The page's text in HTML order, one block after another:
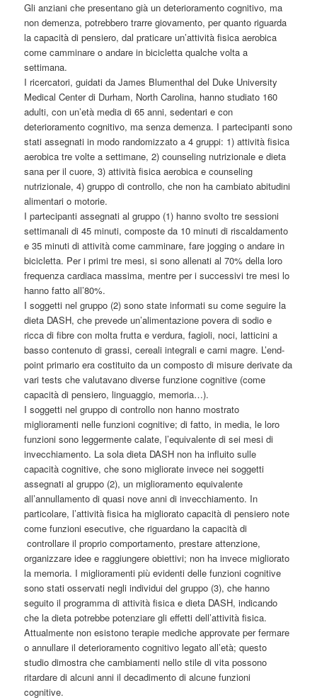
Gli anziani che presentano già un deterioramento cognitivo, ma
non demenza, potrebbero trarre giovamento, per quanto riguarda
la capacità di pensiero, dal praticare un’attività fisica aerobica
come camminare o andare in bicicletta qualche volta a
settimana.
I ricercatori, guidati da James Blumenthal del Duke University
Medical Center di Durham, North Carolina, hanno studiato 160
adulti, con un’età media di 65 anni, sedentari e con
deterioramento cognitivo, ma senza demenza. I partecipanti sono
stati assegnati in modo randomizzato a 4 gruppi: 1) attività fisica
aerobica tre volte a settimane, 2) counseling nutrizionale e dieta
sana per il cuore, 3) attività fisica aerobica e counseling
nutrizionale, 4) gruppo di controllo, che non ha cambiato abitudini
alimentari o motorie.
I partecipanti assegnati al gruppo (1) hanno svolto tre sessioni
settimanali di 45 minuti, composte da 10 minuti di riscaldamento
e 35 minuti di attività come camminare, fare jogging o andare in
bicicletta. Per i primi tre mesi, si sono allenati al 70% della loro
frequenza cardiaca massima, mentre per i successivi tre mesi lo
hanno fatto all’80%.
I soggetti nel gruppo (2) sono state informati su come seguire la
dieta DASH, che prevede un’alimentazione povera di sodio e
ricca di fibre con molta frutta e verdura, fagioli, noci, latticini a
basso contenuto di grassi, cereali integrali e carni magre. L’end-
point primario era costituito da un composto di misure derivate da
vari tests che valutavano diverse funzione cognitive (come
capacità di pensiero, linguaggio, memoria…).
I soggetti nel gruppo di controllo non hanno mostrato
miglioramenti nelle funzioni cognitive; di fatto, in media, le loro
funzioni sono leggermente calate, l’equivalente di sei mesi di
invecchiamento. La sola dieta DASH non ha influito sulle
capacità cognitive, che sono migliorate invece nei soggetti
assegnati al gruppo (2), un miglioramento equivalente
all’annullamento di quasi nove anni di invecchiamento. In
particolare, l’attività fisica ha migliorato capacità di pensiero note
come funzioni esecutive, che riguardano la capacità di
controllare il proprio comportamento, prestare attenzione,
organizzare idee e raggiungere obiettivi; non ha invece migliorato
la memoria. I miglioramenti più evidenti delle funzioni cognitive
sono stati osservati negli individui del gruppo (3), che hanno
seguito il programma di attività fisica e dieta DASH, indicando
che la dieta potrebbe potenziare gli effetti dell’attività fisica.
Attualmente non esistono terapie mediche approvate per fermare
o annullare il deterioramento cognitivo legato all’età; questo
studio dimostra che cambiamenti nello stile di vita possono
ritardare di alcuni anni il decadimento di alcune funzioni
cognitive.